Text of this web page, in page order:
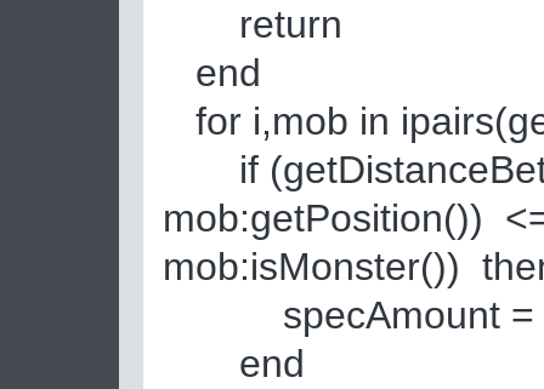
return
end
for i,mob in
if
mob:getPosition())
mob:isMonster())
specAmount =
end